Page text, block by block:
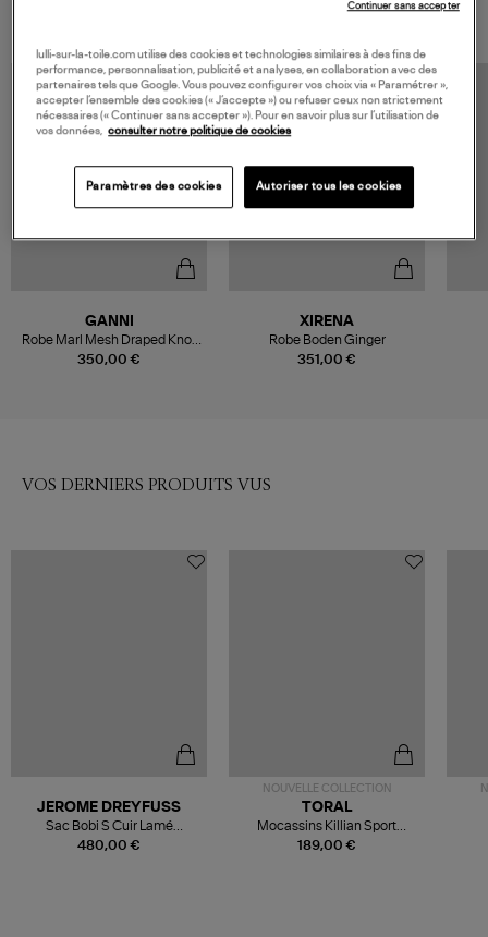
350,00 €
GANNI
Robe Marl Mesh Draped Knot
Demitasse
351,00 €
XIRENA
Robe Boden Ginger
VOS DERNIERS PRODUITS VUS
480,00 €
JEROME DREYFUSS
Sac Bobi S Cuir Lamé
Champagne
NOUVELLE COLLECTION
189,00 €
TORAL
Mocassins Killian Sport
Mousse
lulli-sur-la-toile.com utilise des cookies et technologies similaires à des fins de
performance, personnalisation, publicité et analyses, en collaboration avec des
partenaires tels que Google. Vous pouvez configurer vos choix via « Paramétrer »,
accepter l’ensemble des cookies (« J’accepte ») ou refuser ceux non strictement
nécessaires (« Continuer sans accepter »). Pour en savoir plus sur l’utilisation de
vos données, consulter notre politique de cookies
Paramètres des cookies Autoriser tous les cookies
Continuer sans accepter